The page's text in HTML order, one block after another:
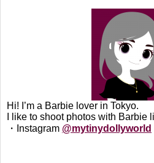
Hi! I’m a Barbie lover in Tokyo.
I like to shoot photos with Barbie
・Instagram @mytinydollyworld